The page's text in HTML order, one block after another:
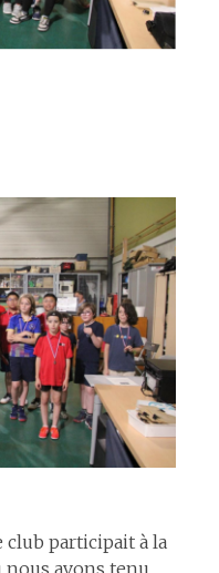
club participait à la
avons tenu